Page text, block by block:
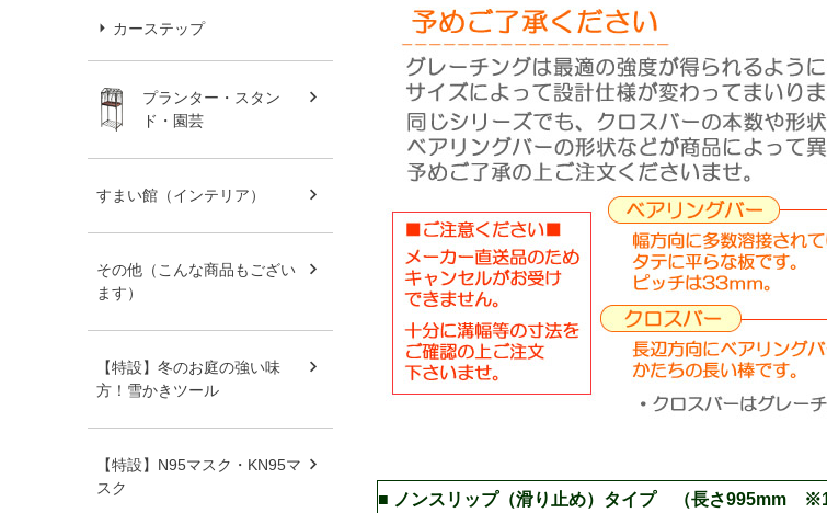
カーステップ
プランター・スタン
ド・園芸
すまい館（インテリア）
その他（こんな商品もござい
ます）
【特設】冬のお庭の強い味
方！雪かきツール
【特設】N95マスク・KN95マ
スク
■ ノンスリップ（滑り止め）タイプ （長さ995mm ※1